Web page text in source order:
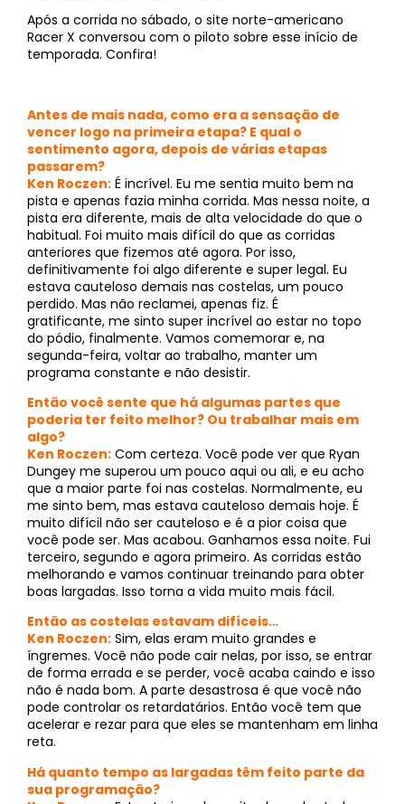
Após a corrida no sábado, o site norte-americano
Racer X conversou com o piloto sobre esse início de
temporada. Confira!
Antes de mais nada, como era a sensação de
vencer logo na primeira etapa? E qual o
sentimento agora, depois de várias etapas
passarem?
Ken Roczen: É incrível. Eu me sentia muito bem na
pista e apenas fazia minha corrida. Mas nessa noite, a
pista era diferente, mais de alta velocidade do que o
habitual. Foi muito mais difícil do que as corridas
anteriores que fizemos até agora. Por isso,
definitivamente foi algo diferente e super legal. Eu
estava cauteloso demais nas costelas, um pouco
perdido. Mas não reclamei, apenas fiz. É
gratificante, me sinto super incrível ao estar no topo
do pódio, finalmente. Vamos comemorar e, na
segunda-feira, voltar ao trabalho, manter um
programa constante e não desistir.
Então você sente que há algumas partes que
poderia ter feito melhor? Ou trabalhar mais em
algo?
Ken Roczen: Com certeza. Você pode ver que Ryan
Dungey me superou um pouco aqui ou ali, e eu acho
que a maior parte foi nas costelas. Normalmente, eu
me sinto bem, mas estava cauteloso demais hoje. É
muito difícil não ser cauteloso e é a pior coisa que
você pode ser. Mas acabou. Ganhamos essa noite. Fui
terceiro, segundo e agora primeiro. As corridas estão
melhorando e vamos continuar treinando para obter
boas largadas. Isso torna a vida muito mais fácil.
Então as costelas estavam difíceis…
Ken Roczen: Sim, elas eram muito grandes e
íngremes. Você não pode cair nelas, por isso, se entrar
de forma errada e se perder, você acaba caindo e isso
não é nada bom. A parte desastrosa é que você não
pode controlar os retardatários. Então você tem que
acelerar e rezar para que eles se mantenham em linha
reta.
Há quanto tempo as largadas têm feito parte da
sua programação?